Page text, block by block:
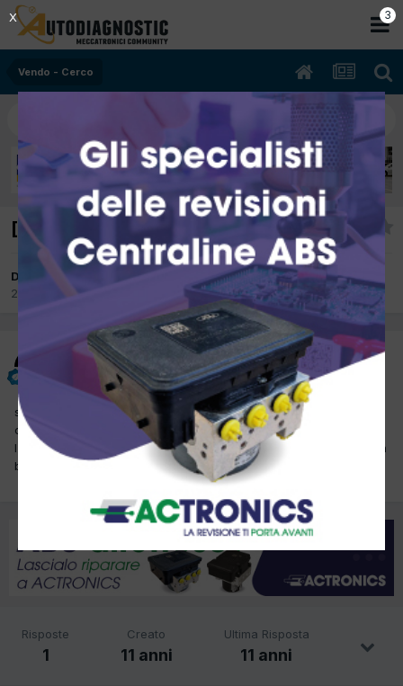
Vendo - Cerco
[VENDO]Brain bee st9000
Da pakos90
29 Luglio 2015
Vendo - Cerco
pakos90
Inviato 29 Luglio 2015
salve , vendo brain bee st 9000 con custodia in perfette
condizioni completo di scatola ,solo da fare
l'aggiornamento,preferirei la consegna a mano
prezzo brain
bee 1700
Risposte
1
Creato
11 anni
Ultima Risposta
11 anni
3
X